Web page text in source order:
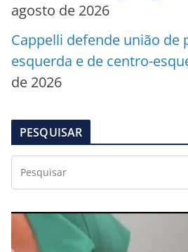
agosto de 2026
Cappelli defende união de
esquerda e de centro-
de 2026
PESQUISAR